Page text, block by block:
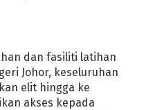
dan fasiliti latihan
Johor, keseluruhan
elit hingga ke
akses kepada